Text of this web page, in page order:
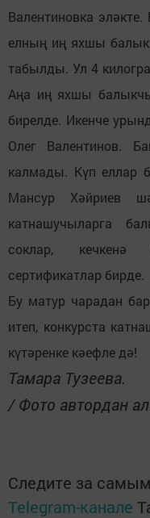
Валентиновка
елның иң яхшы
табылды. Ул 4
Аңа иң яхшы
бирелде. Икенче
Олег Валентинов.
калмады. Күп еллар
Мансур Хәйриев
катнашучыларга
соклар,
сертификатлар бирде.
Бу матур чарадан
итеп, конкурста
күтәренке кәефле дә!
Тамара Тузеева.
/ Фото автордан
Следите за
Telegram-канале